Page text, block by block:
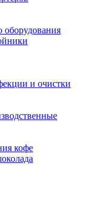
оборудования
и очистки
кофе